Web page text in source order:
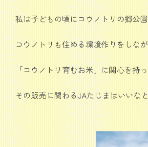
私は子どもの頃にコウノトリの郷公
コウノトリも住める環境作りをしな
「コウノトリ育むお米」に関心を持
その販売に関わるJAたじまはいいな